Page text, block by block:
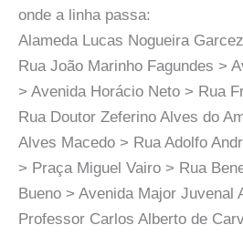
onde a linha passa:
Alameda Lucas Nogueira
Rua João Marinho Fagundes >
> Avenida Horácio Neto > Rua
Rua Doutor Zeferino Alves do
Alves Macedo > Rua Adolfo
> Praça Miguel Vairo > Rua
Bueno > Avenida Major Juvenal
Professor Carlos Alberto de